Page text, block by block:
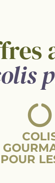
ÊTRE
POUR